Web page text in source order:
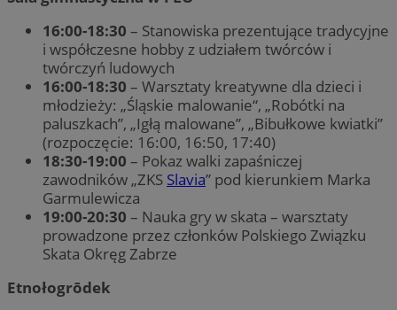
16:00-18:30 – Stanowiska prezentujące tradycyjne
i współczesne hobby z udziałem twórców i
twórczyń ludowych
16:00-18:30 – Warsztaty kreatywne dla dzieci i
młodzieży: „Śląskie malowanie“, „Robótki na
paluszkach”, „Igłą malowane”, „Bibułkowe kwiatki”
(rozpoczęcie: 16:00, 16:50, 17:40)
18:30-19:00 – Pokaz walki zapaśniczej
zawodników „ZKS Slavia” pod kierunkiem Marka
Garmulewicza
19:00-20:30 – Nauka gry w skata – warsztaty
prowadzone przez członków Polskiego Związku
Skata Okręg Zabrze
Etnołogrōdek